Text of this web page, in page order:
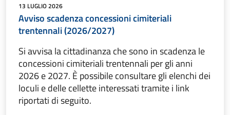
13 LUGLIO 2026
Avviso scadenza concessioni cimiteriali
trentennali (2026/2027)
Si avvisa la cittadinanza che sono in scadenza le
concessioni cimiteriali trentennali per gli anni
2026 e 2027. È possibile consultare gli elenchi dei
loculi e delle cellette interessati tramite i link
riportati di seguito.